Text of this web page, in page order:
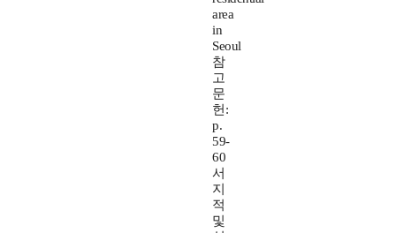
area
in
Seoul
참
고
문
헌:
p.
59-
60
서
지
적
및